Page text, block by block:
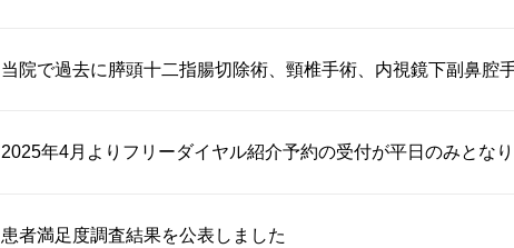
当院で過去に膵頭十二指腸切除術、頸椎手術、内視鏡下副鼻腔
2025年4月よりフリーダイヤル紹介予約の受付が平日のみとな
患者満足度調査結果を公表しました